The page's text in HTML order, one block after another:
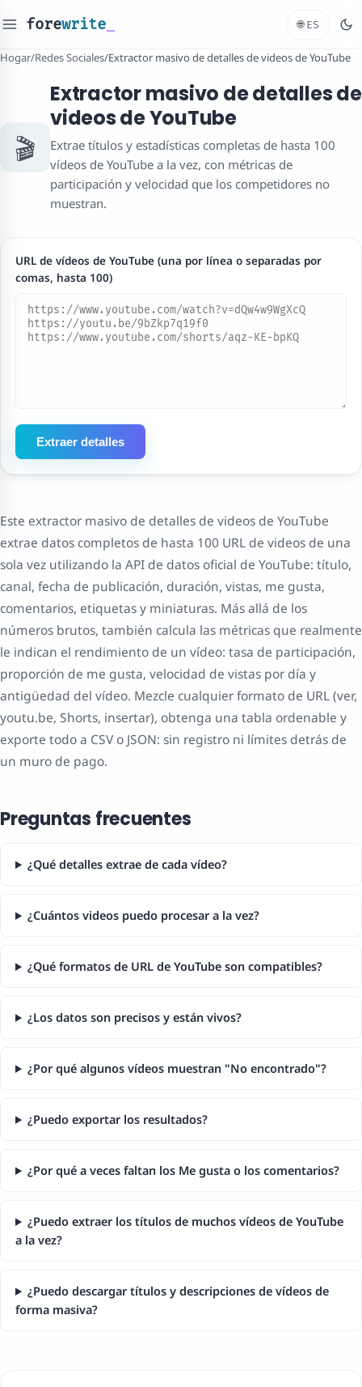
forewrite 🌐 ES
Hogar/Redes Sociales/Extractor masivo de detalles de videos de YouTube
🎬
Extractor masivo de detalles de
videos de YouTube
Extrae títulos y estadísticas completas de hasta 100
vídeos de YouTube a la vez, con métricas de
participación y velocidad que los competidores no
muestran.
URL de vídeos de YouTube (una por línea o separadas por
comas, hasta 100)
Extraer detalles
Este extractor masivo de detalles de videos de YouTube
extrae datos completos de hasta 100 URL de videos de una
sola vez utilizando la API de datos oficial de YouTube: título,
canal, fecha de publicación, duración, vistas, me gusta,
comentarios, etiquetas y miniaturas. Más allá de los
números brutos, también calcula las métricas que realmente
le indican el rendimiento de un vídeo: tasa de participación,
proporción de me gusta, velocidad de vistas por día y
antigüedad del vídeo. Mezcle cualquier formato de URL (ver,
youtu.be, Shorts, insertar), obtenga una tabla ordenable y
exporte todo a CSV o JSON: sin registro ni límites detrás de
un muro de pago.
Preguntas frecuentes
¿Qué detalles extrae de cada vídeo?
¿Cuántos videos puedo procesar a la vez?
¿Qué formatos de URL de YouTube son compatibles?
¿Los datos son precisos y están vivos?
¿Por qué algunos vídeos muestran "No encontrado"?
¿Puedo exportar los resultados?
¿Por qué a veces faltan los Me gusta o los comentarios?
¿Puedo extraer los títulos de muchos vídeos de YouTube
a la vez?
¿Puedo descargar títulos y descripciones de vídeos de
forma masiva?